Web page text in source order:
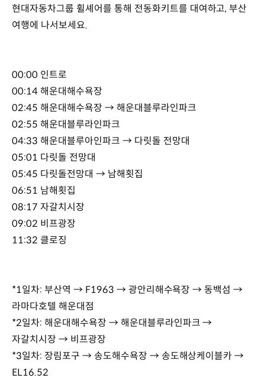
현대자동차그룹 휠셰어를 통해 전동화키트를 대여하고, 부산
여행에 나서보세요.
00:00 인트로
00:14 해운대해수욕장
02:45 해운대해수욕장 → 해운대블루라인파크
02:55 해운대블루라인파크
04:33 해운대블루아인파크 → 다릿돌 전망대
05:01 다릿돌 전망대
05:45 다릿돌전망대 → 남해횟집
06:51 남해횟집
08:17 자갈치시장
09:02 비프광장
11:32 클로징
*1일차: 부산역 → F1963 → 광안리해수욕장 → 동백섬 →
라마다호텔 해운대점
*2일차: 해운대해수욕장 → 해운대블루라인파크 →
자갈치시장 → 비프광장
*3일차: 장림포구 → 송도해수욕장 → 송도해상케이블카 →
EL16.52